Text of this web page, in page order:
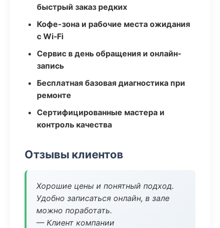
быстрый заказ редких
Кофе-зона и рабочие места ожидания
с Wi‑Fi
Сервис в день обращения и онлайн-
запись
Бесплатная базовая диагностика при
ремонте
Сертифицированные мастера и
контроль качества
Отзывы клиентов
Хорошие цены и понятный подход.
Удобно записаться онлайн, в зале
можно поработать.
— Клиент компании